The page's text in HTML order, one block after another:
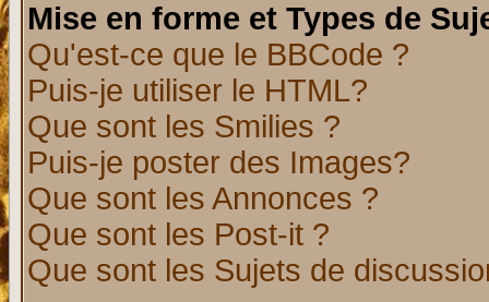
Mise en forme et Types de
Qu'est-ce que le BBCode ?
Puis-je utiliser le HTML?
Que sont les Smilies ?
Puis-je poster des Images?
Que sont les Annonces ?
Que sont les Post-it ?
Que sont les Sujets de